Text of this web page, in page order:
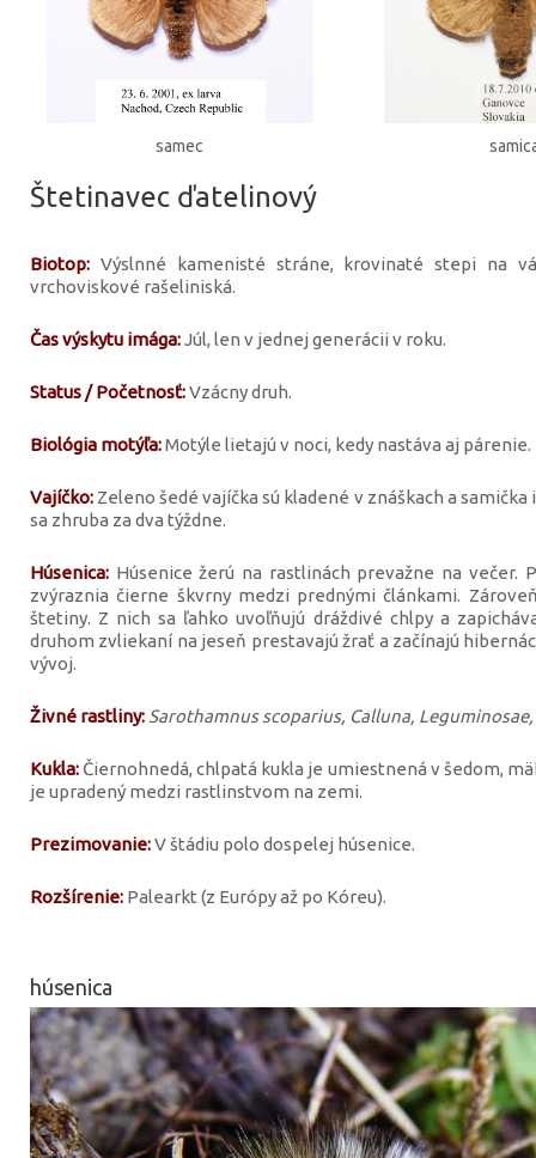
samec
Štetinavec ďatelinový
Biotop: Výslnné kamenisté stráne, krovinaté stepi na
vrchoviskové rašeliniská.
Čas výskytu imága:Júl, len v jednej generácii v roku.
Status / Početnosť:Vzácny druh.
Biológia motýľa:Motýle lietajú v noci, kedy nastáva aj
Vajíčko: Zeleno šedé vajíčka sú kladené v znáškach a
sa zhruba za dva týždne.
Húsenica: Húsenice žerú na rastlinách prevažne na večer.
zvýraznia čierne škvrny medzi prednými článkami.
štetiny. Z nich sa ľahko uvoľňujú dráždivé chlpy a
druhom zvliekaní na jeseň prestavajú žrať a začínajú
vývoj.
Živné rastliny: Sarothamnus scoparius, Calluna,
Kukla: Čiernohnedá, chlpatá kukla je umiestnená v šedom,
je upradený medzi rastlinstvom na zemi.
Prezimovanie:V štádiu polo dospelej húsenice.
Rozšírenie: Palearkt (z Európy až po Kóreu).
húsenica